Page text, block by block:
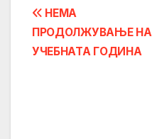
Post
navigation
НЕМА
ПРОДОЛЖУВАЊЕ НА
УЧЕБНАТА ГОДИНА